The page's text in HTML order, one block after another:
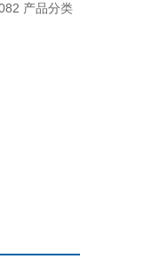
产品分类